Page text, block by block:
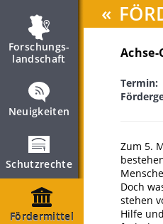
Forschungs­
landschaft
Neuigkeiten
Schutzrechte
Fördermittel
«
Termin:
Zum 5.
Doch
stehen
Hilfe